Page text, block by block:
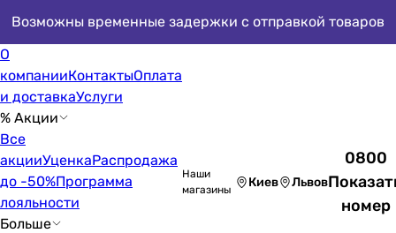
Возможны временные задержки с отправкой товаров
О
компанииКонтактыОплата
и доставкаУслуги
% Акции
Все
акцииУценкаРаспродажа
до -50%Программа
лояльности
Больше
Наши
магазины
Киев Львов
0800
номер